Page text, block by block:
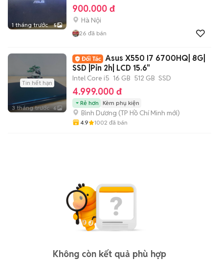
1 tháng trước 5
900.000 đ
Hà Nội
26 đã bán
Tin hết hạn
3 tháng trước 6
Asus X550 I7 6700HQ| 8G|
SSD |Pin 2h| LCD 15.6"
Intel Core i5 16 GB 512 GB SSD
4.999.000 đ
Rẻ hơn Kèm phụ kiện
Bình Dương (TP Hồ Chí Minh mới)
4.9 1002 đã bán
Không còn kết quả phù hợp